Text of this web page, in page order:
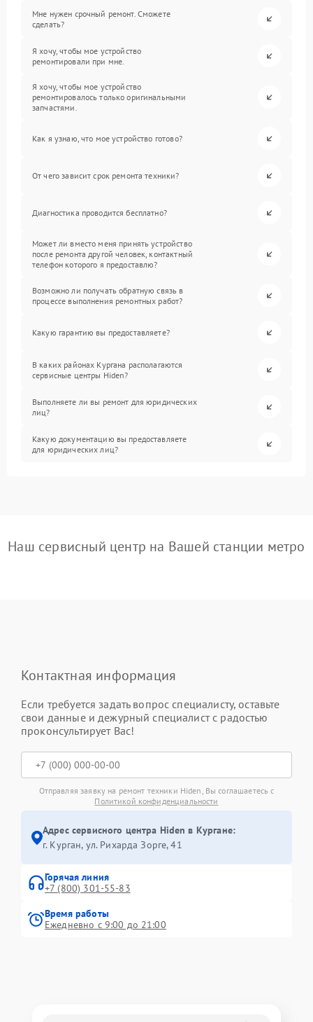
Мне нужен срочный ремонт. Сможете
сделать?
Я хочу, чтобы мое устройство
ремонтировали при мне.
Я хочу, чтобы мое устройство
ремонтировалось только оригинальными
запчастями.
Как я узнаю, что мое устройство готово?
От чего зависит срок ремонта техники?
Диагностика проводится бесплатно?
Может ли вместо меня принять устройство
после ремонта другой человек, контактный
телефон которого я предоставлю?
Возможно ли получать обратную связь в
процессе выполнения ремонтных работ?
Какую гарантию вы предоставляете?
В каких районах Кургана располагаются
сервисные центры Hiden?
Выполняете ли вы ремонт для юридических
лиц?
Какую документацию вы предоставляете
для юридических лиц?
Наш сервисный центр на Вашей станции метро
Контактная информация
Если требуется задать вопрос специалисту, оставьте
свои данные и дежурный специалист с радостью
проконсультирует Вас!
Отправляя заявку на ремонт техники Hiden, Вы соглашаетесь с
Политикой конфиденциальности
Адрес сервисного центра Hiden в Кургане:
г. Курган, ул. Рихарда Зорге, 41
Горячая линия
+7 (800) 301-55-83
Время работы
Ежедневно с 9:00 до 21:00